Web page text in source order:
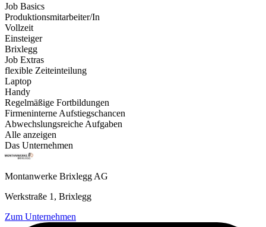
Job Basics
Produktionsmitarbeiter/In
Vollzeit
Einsteiger
Brixlegg
Job Extras
flexible Zeiteinteilung
Laptop
Handy
Regelmäßige Fortbildungen
Firmeninterne Aufstiegschancen
Abwechslungsreiche Aufgaben
Alle anzeigen
Das Unternehmen
Montanwerke Brixlegg AG
Werkstraße 1, Brixlegg
Zum Unternehmen